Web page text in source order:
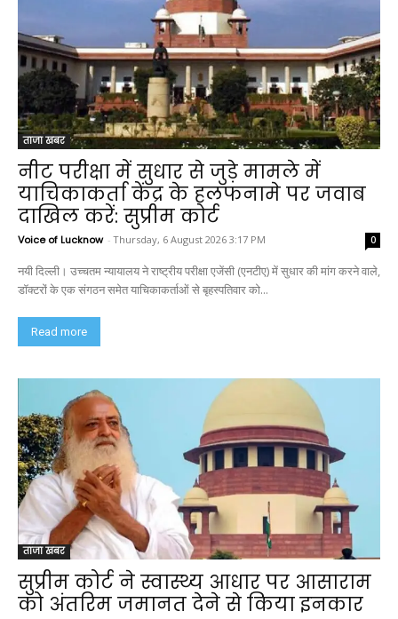
ताजा खबर
नीट परीक्षा में सुधार से जुड़े मामले में
याचिकाकर्ता केंद्र के हलफनामे पर जवाब
दाखिल करें: सुप्रीम कोर्ट
Voice of Lucknow - Thursday, 6 August 2026 3:17 PM 0
नयी दिल्ली। उच्चतम न्यायालय ने राष्ट्रीय परीक्षा एजेंसी (एनटीए) में सुधार की मांग करने वाले,
डॉक्टरों के एक संगठन समेत याचिकाकर्ताओं से बृहस्पतिवार को...
Read more
ताजा खबर
सुप्रीम कोर्ट ने स्वास्थ्य आधार पर आसाराम
को अंतरिम जमानत देने से किया इनकार